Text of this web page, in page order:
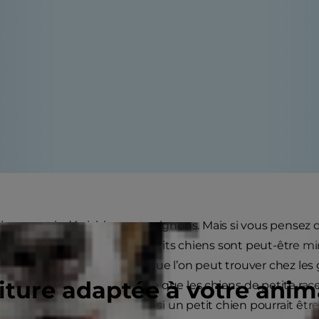
adaptée à votre
sont indéniablement mignons. Mais si vous pensez
! Les petits et tout petits chiens sont peut-être
les caractéristiques que l’on peut trouver chez les
corps. Cela ne veut pas dire que les chiens de petite
Si vous vous demandez si un petit chien pourrait